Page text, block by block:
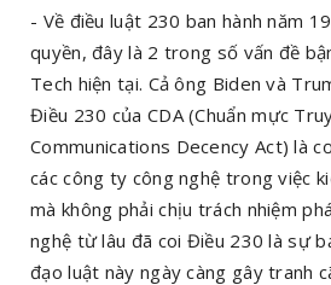
- Về điều luật 230 ban hành năm
quyền, đây là 2 trong số vấn đề
Tech hiện tại. Cả ông Biden và
Điều 230 của CDA (Chuẩn mực
Communications Decency Act) là
các công ty công nghệ trong việc
mà không phải chịu trách nhiệm
nghệ từ lâu đã coi Điều 230 là sự
đạo luật này ngày càng gây tranh